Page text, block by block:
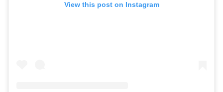
View this post on Instagram